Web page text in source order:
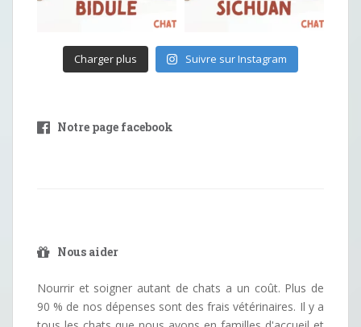
Charger plus Suivre sur Instagram
Notre page facebook
Nous aider
Nourrir et soigner autant de chats a un coût. Plus de
90 % de nos dépenses sont des frais vétérinaires. Il y a